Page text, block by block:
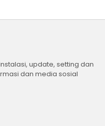
update, setting dan
dan media sosial